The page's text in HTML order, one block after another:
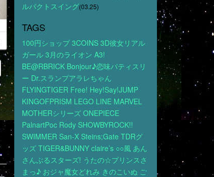
ルパクトスイング(03.25)
TAGS
100円ショップ 3COINS 3D彼女リアル
ガール 3月のライオン A3!
BE@RBRICK Bonjour♪恋味パティスリ
ー Dr.スランプアラレちゃん
FLYINGTIGER Free! Hey!Say!JUMP
KINGOFPRISM LEGO LINE MARVEL
MOTHERシリーズ ONEPIECE
PalnartPoc Rody SHOWBYROCK!!
SWIMMER San-X Steins;Gate TDRグ
ッズ TIGER&BUNNY claire’s ○○風 あん
さんぶるスターズ! うたの☆プリンスさ
まっ♪ おジャ魔女どれみ きのこいぬ ご